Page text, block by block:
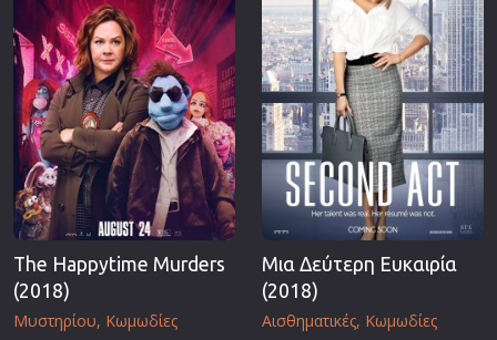
The Happytime Murders
(2018)
Μυστηρίου Κωμωδίες
Μια Δεύτερη Ευκαιρία
(2018)
Αισθηματικές Κωμωδίες